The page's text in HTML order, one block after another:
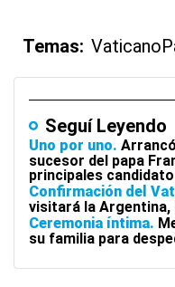
Temas: Vaticano
Seguí Leyendo
Uno por uno
sucesor del papa
principales
Confirmación del
visitará la Argentina,
Ceremonia íntima
su familia para